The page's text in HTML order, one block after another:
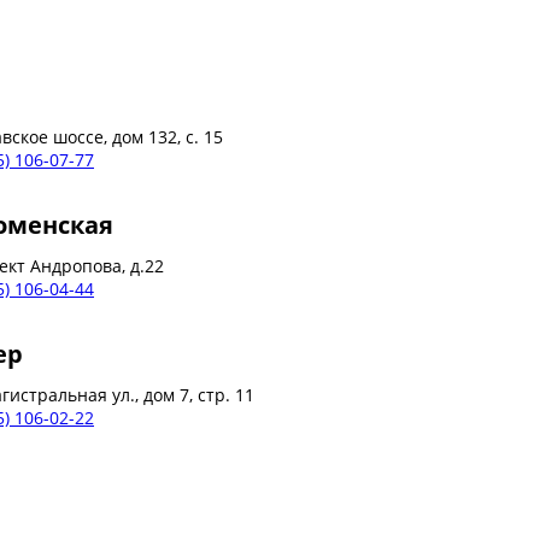
шоссе, дом 132, с. 15
106-07-77
Андропова, д.22
106-04-44
ул., дом 7, стр. 11
106-02-22